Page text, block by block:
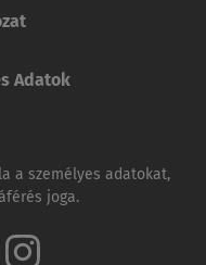
Adatok
a személyes adatokat,
joga.